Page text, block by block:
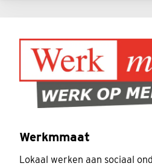
Werkmmaat
Lokaal werken aan sociaal